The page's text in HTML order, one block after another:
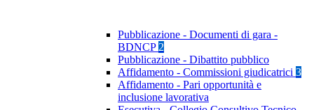
Pubblicazione - Documenti di gara -
BDNCP 2
Pubblicazione - Dibattito pubblico
Affidamento - Commissioni giudicatrici 3
Affidamento - Pari opportunità e
inclusione lavorativa